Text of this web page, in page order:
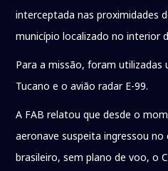
interceptada nas proximidades
município localizado no interior
Para a missão, foram utilizadas
Tucano e o avião radar E-99.
A FAB relatou que desde o
aeronave suspeita ingressou no
brasileiro, sem plano de voo, o